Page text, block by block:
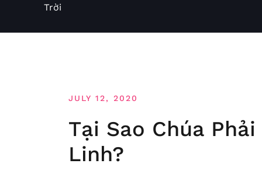
Trời
JULY 12, 2020
Tại Sao Chúa
Linh?